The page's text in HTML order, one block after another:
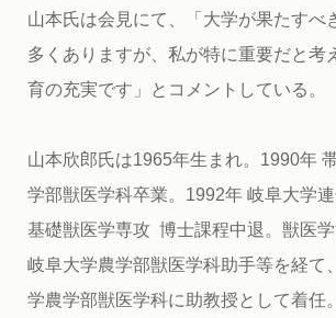
山本氏は会見にて、「大学が果たすべ
多くありますが、私が特に重要だと考
育の充実です」とコメントしている。
山本欣郎氏は1965年生まれ。1990年
学部獣医学科卒業。1992年 岐阜大学
基礎獣医学専攻 博士課程中退。獣医学
岐阜大学農学部獣医学科助手等を経て
学農学部獣医学科に助教授として着任